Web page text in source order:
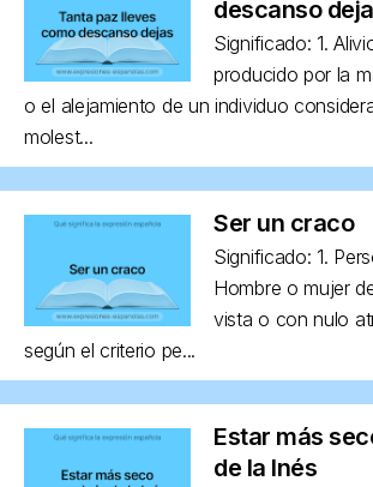
descanso
Significado: 1.
producido por la
o el alejamiento de un individuo
molest...
Ser un craco
Significado: 1.
Hombre o mujer
vista o con nulo
según el criterio pe...
Estar más
de la Inés